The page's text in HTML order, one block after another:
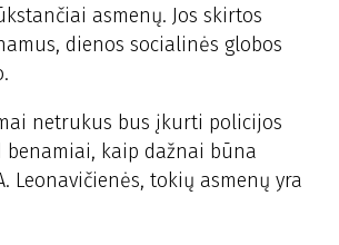
asmenų. Jos skirtos
dienos socialinės globos
netrukus bus įkurti policijos
benamiai, kaip dažnai būna
Leonavičienės, tokių asmenų yra